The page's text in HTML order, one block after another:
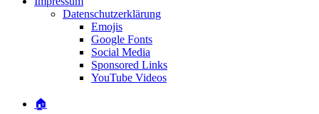
Datenschutzerklärung
Emojis
Google Fonts
Social Media
Sponsored Links
YouTube Videos
🏠